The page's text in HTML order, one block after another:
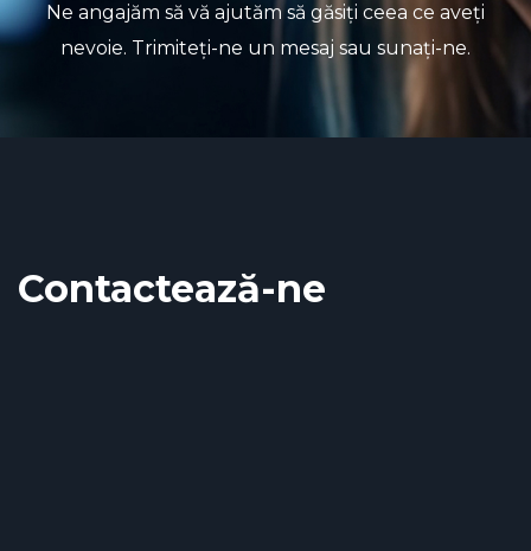
Ne angajăm să vă ajutăm să găsiți ceea ce aveți
nevoie. Trimiteți-ne un mesaj sau sunați-ne.
Contactează-ne